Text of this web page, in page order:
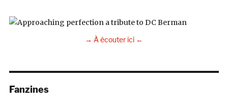
→ À écouter ici ←
Fanzines